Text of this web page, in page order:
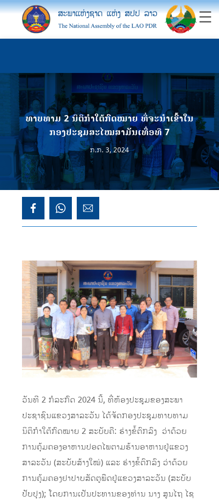
ທາບທາມ 2 ນິຕິກໍາໃຕ້ກົດໝາຍ ທີ່ຈະນໍາເຂົ້າໃນ
ກອງປະຊຸມສະໄໝສາມັນເທື່ອທີ 7
ກ.ກ. 3, 2024
ວັນທີ 2 ກໍລະກົດ 2024 ນີ້, ທີ່ຫ້ອງປະຊຸມຂອງສະພາ
ປະຊາຊົນແຂວງສາລະວັນ ໄດ້ຈັດກອງປະຊຸມທາບທາມ
ນິຕິກໍາໃຕ້ກົດໝາຍ 2 ສະບັບຄື: ຮ່າງຂໍ້ຕົກລົງ ວ່າດ້ວຍ
ການຄຸ້ມຄອງອາຫານປອດໄພຕາມຮ້ານອາຫານຢູ່ແຂວງ
ສາລະວັນ (ສະບັບສ້າງໃໝ່) ແລະ ຮ່າງຂໍ້ຕົກລົງ ວ່າດ້ວຍ
ການຄຸ້ມຄອງຢາປາບສັດຕູພືດຢູ່ແຂວງສາລະວັນ (ສະບັບ
ປັບປຸງ); ໂດຍການເປັນປະທານຂອງທ່ານ ນາງ ສູນໄຖ ໄຊ